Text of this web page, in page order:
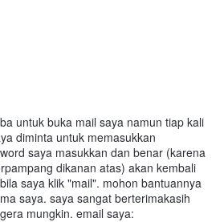
untuk buka mail saya namun tiap kali
diminta untuk memasukkan
saya masukkan dan benar (karena
dikanan atas) akan kembali
saya klik "mail". mohon bantuannya
saya. saya sangat berterimakasih
mungkin. email saya: